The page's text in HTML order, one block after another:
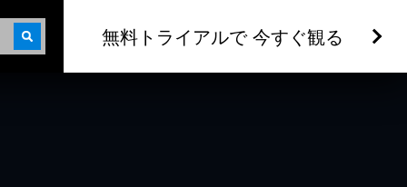
無料トライアルで 今すぐ観る